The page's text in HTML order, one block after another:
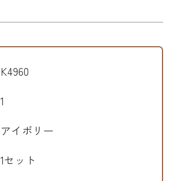
K4960
1
アイボリー
1セット